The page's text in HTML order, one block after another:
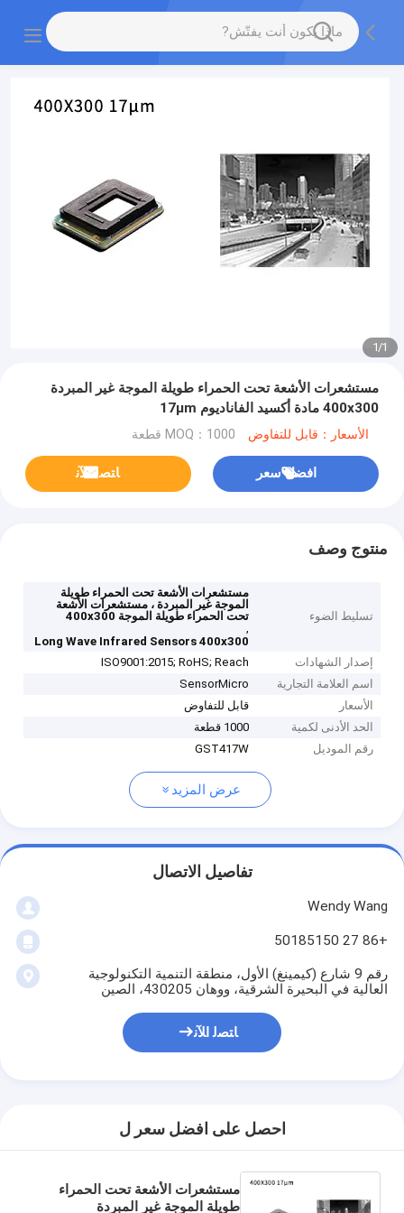
1
/
1
مستشعرات الأشعة تحت الحمراء طويلة الموجة غير المبردة
400x300 مادة أكسيد الفاناديوم 17μm
الأسعار：قابل للتفاوض MOQ：1000 قطعة
افضل سعر ﺎﺘﺼﻟ ﺍﻶﻧ
منتوج وصف
تسليط الضوء
مستشعرات الأشعة تحت الحمراء طويلة
الموجة غير المبردة ، مستشعرات الأشعة
تحت الحمراء طويلة الموجة 400x300
,
Long Wave Infrared Sensors 400x300
إصدار الشهادات
ISO9001:2015; RoHS; Reach
اسم العلامة التجارية
SensorMicro
الأسعار
قابل للتفاوض
الحد الأدنى لكمية
1000 قطعة
رقم الموديل
GST417W
عرض المزيد
تفاصيل الاتصال
Wendy Wang
+86 27 50185150
رقم 9 شارع (كيمينغ) الأول، منطقة التنمية التكنولوجية
العالية في البحيرة الشرقية، ووهان 430205، الصين
ﺎﺘﺼﻟ ﺍﻶﻧ
احصل على افضل سعر ل
مستشعرات الأشعة تحت الحمراء
طويلة الموجة غير المبردة